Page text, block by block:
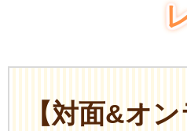
【対面&オ